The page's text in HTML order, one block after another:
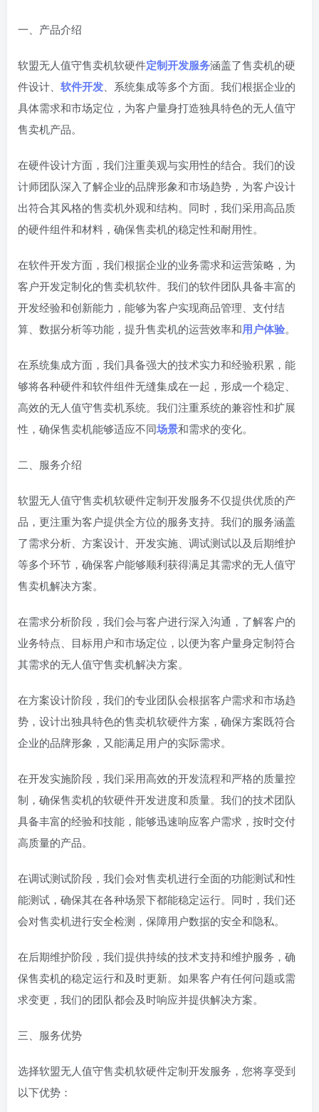
一、产品介绍
软盟无人值守售卖机软硬件定制开发服务涵盖了售卖机的硬
件设计、 软件开发 、系统集成等多个方面。我们根据企业的
具体需求和市场定位，为客户量身打造独具特色的无人值守
售卖机产品。
在硬件设计方面，我们注重美观与实用性的结合。我们的设
计师团队深入了解企业的品牌形象和市场趋势，为客户设计
出符合其风格的售卖机外观和结构。同时，我们采用高品质
的硬件组件和材料，确保售卖机的稳定性和耐用性。
在软件开发方面，我们根据企业的业务需求和运营策略，为
客户开发定制化的售卖机软件。我们的软件团队具备丰富的
开发经验和创新能力，能够为客户实现商品管理、支付结
算、数据分析等功能，提升售卖机的运营效率和用户体验。
在系统集成方面，我们具备强大的技术实力和经验积累，能
够将各种硬件和软件组件无缝集成在一起，形成一个稳定、
高效的无人值守售卖机系统。我们注重系统的兼容性和扩展
性，确保售卖机能够适应不同场景和需求的变化。
二、服务介绍
软盟无人值守售卖机软硬件定制开发服务不仅提供优质的产
品，更注重为客户提供全方位的服务支持。我们的服务涵盖
了需求分析、方案设计、开发实施、调试测试以及后期维护
等多个环节，确保客户能够顺利获得满足其需求的无人值守
售卖机解决方案。
在需求分析阶段，我们会与客户进行深入沟通，了解客户的
业务特点、目标用户和市场定位，以便为客户量身定制符合
其需求的无人值守售卖机解决方案。
在方案设计阶段，我们的专业团队会根据客户需求和市场趋
势，设计出独具特色的售卖机软硬件方案，确保方案既符合
企业的品牌形象，又能满足用户的实际需求。
在开发实施阶段，我们采用高效的开发流程和严格的质量控
制，确保售卖机的软硬件开发进度和质量。我们的技术团队
具备丰富的经验和技能，能够迅速响应客户需求，按时交付
高质量的产品。
在调试测试阶段，我们会对售卖机进行全面的功能测试和性
能测试，确保其在各种场景下都能稳定运行。同时，我们还
会对售卖机进行安全检测，保障用户数据的安全和隐私。
在后期维护阶段，我们提供持续的技术支持和维护服务，确
保售卖机的稳定运行和及时更新。如果客户有任何问题或需
求变更，我们的团队都会及时响应并提供解决方案。
三、服务优势
选择软盟无人值守售卖机软硬件定制开发服务，您将享受到
以下优势：